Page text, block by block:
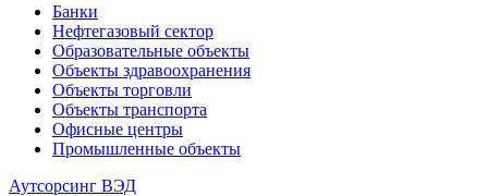
Банки
Нефтегазовый сектор
Образовательные объекты
Объекты здравоохранения
Объекты торговли
Объекты транспорта
Офисные центры
Промышленные объекты
Аутсорсинг ВЭД